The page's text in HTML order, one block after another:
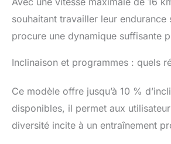
souhaitant travailler leur
procure une dynamique suffisante
Inclinaison et programmes : quels
Ce modèle offre jusqu’à 10 %
disponibles, il permet aux
diversité incite à un entraînement